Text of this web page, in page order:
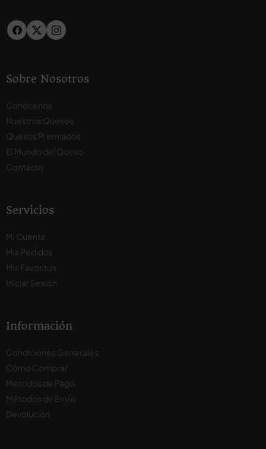
Sobre Nosotros
Conócenos
Nuestros Quesos
Quesos Premiados
El Mundo del Queso
Contacto
Servicios
Mi Cuenta
Mis Pedidos
Mis Favoritos
Iniciar Sesión
Información
Condiciones Generales
Cómo Comprar
Métodos de Pago
Métodos de Envío
Devolución